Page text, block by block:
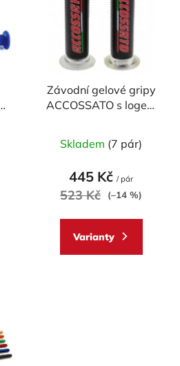
Závodní gelové gripy
ACCOSSATO s logem
hodnocení
produktu
5
Skladem (7 pár)
445 Kč / pár
523 Kč (–14 %)
Varianty